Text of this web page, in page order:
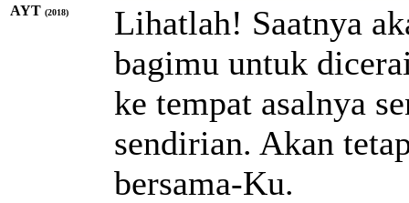
AYT (2018)
Lihatlah! Saatnya
bagimu untuk
ke tempat asalnya
sendirian. Akan
bersama-Ku.